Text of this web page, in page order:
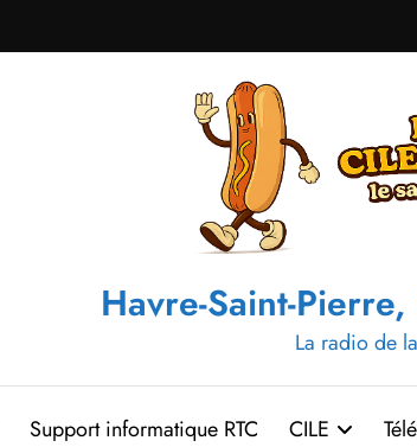
Havre-Saint-
La radio de
Support informatique RTC CILE Télé